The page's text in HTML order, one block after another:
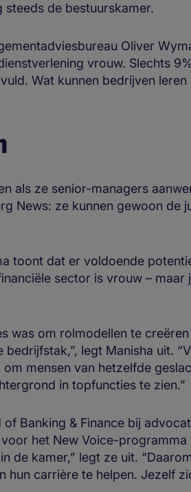
de bestuurskamer.
Oliver
vrouw. Slechts
Wat kunnen bedrijven leren
als ze senior-managers
News: ze kunnen gewoon de
toont dat er voldoende
sector is vrouw – maar
was om rolmodellen te
legt Manisha uit.
mensen van hetzelfde
in topfuncties te zien.”
Banking & Finance bij
het New Voice-programma
de kamer,” legt ze uit.
hun carrière te helpen. Jezelf